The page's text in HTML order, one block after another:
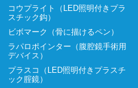
コウプライト（LED照明付きプラ
スチック鈎）
ビボマーク（骨に描けるペン）
ラパロポインター（腹腔鏡手術用
デバイス）
プラスコ（LED照明付きプラスチ
ック腟鏡）